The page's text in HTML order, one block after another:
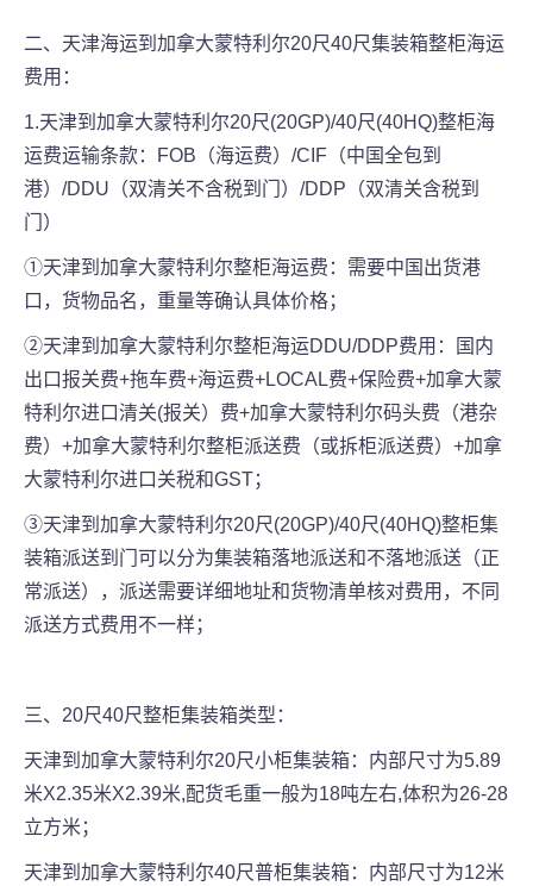
二、天津海运到加拿大蒙特利尔20尺40尺集装箱整柜海运
费用：
1.天津到加拿大蒙特利尔20尺(20GP)/40尺(40HQ)整柜海
运费运输条款：FOB（海运费）/CIF（中国全包到
港）/DDU（双清关不含税到门）/DDP（双清关含税到
门）
①天津到加拿大蒙特利尔整柜海运费：需要中国出货港
口，货物品名，重量等确认具体价格；
②天津到加拿大蒙特利尔整柜海运DDU/DDP费用：国内
出口报关费+拖车费+海运费+LOCAL费+保险费+加拿大蒙
特利尔进口清关(报关）费+加拿大蒙特利尔码头费（港杂
费）+加拿大蒙特利尔整柜派送费（或拆柜派送费）+加拿
大蒙特利尔进口关税和GST；
③天津到加拿大蒙特利尔20尺(20GP)/40尺(40HQ)整柜集
装箱派送到门可以分为集装箱落地派送和不落地派送（正
常派送），派送需要详细地址和货物清单核对费用，不同
派送方式费用不一样；
三、20尺40尺整柜集装箱类型：
天津到加拿大蒙特利尔20尺小柜集装箱：内部尺寸为5.89
米X2.35米X2.39米,配货毛重一般为18吨左右,体积为26-28
立方米；
天津到加拿大蒙特利尔40尺普柜集装箱：内部尺寸为12米